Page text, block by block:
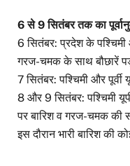
6 से 9 सितंबर तक का
6 सितंबर: प्रदेश के पश्चिमी
गरज-चमक के साथ बौछारें
7 सितंबर: पश्चिमी और पूर्वी
8 और 9 सितंबर: पश्चिमी
पर बारिश व गरज-चमक की
इस दौरान भारी बारिश की